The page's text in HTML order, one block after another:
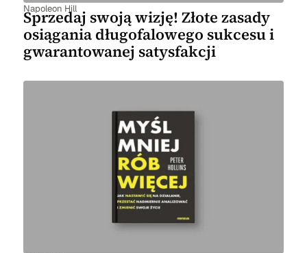
Napoleon Hill
Sprzedaj swoją wizję! Złote zasady
osiągania długofalowego sukcesu i
gwarantowanej satysfakcji